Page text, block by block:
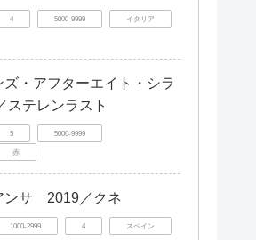
4 5000-9999 イタリア
ズ・アフターエイト・シラ
テレンラスト
5 5000-9999
赤
ンサ 2019／クネ
1000-2999 4 スペイン